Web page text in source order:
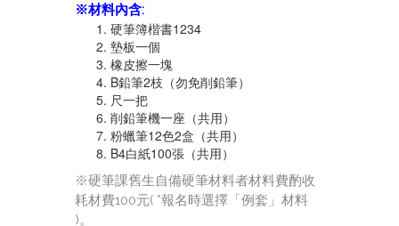
※材料內含:
硬筆簿楷書1234
墊板一個
橡皮擦一塊
B鉛筆2枝（勿免削鉛筆）
尺一把
削鉛筆機一座（共用）
粉蠟筆12色2盒（共用）
B4白紙100張（共用）
※硬筆課舊生自備硬筆材料者材料費酌收
耗材費100元( *報名時選擇「例套」材料
)。